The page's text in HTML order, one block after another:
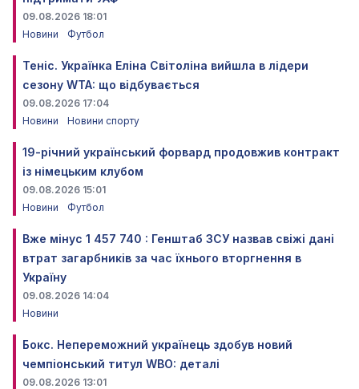
09.08.2026 18:01
Новини
Футбол
Теніс. Українка Еліна Світоліна вийшла в лідери
сезону WTA: що відбувається
09.08.2026 17:04
Новини
Новини спорту
19-річний український форвард продовжив контракт
із німецьким клубом
09.08.2026 15:01
Новини
Футбол
Вже мінус 1 457 740 : Генштаб ЗСУ назвав свіжі дані
втрат загарбників за час їхнього вторгнення в
Україну
09.08.2026 14:04
Новини
Бокс. Непереможний українець здобув новий
чемпіонський титул WBO: деталі
09.08.2026 13:01